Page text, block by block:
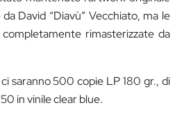
da David “Diavù” Vecchiato, ma le
rimasterizzate da
saranno 500 copie LP 180 gr., di
in vinile clear blue.